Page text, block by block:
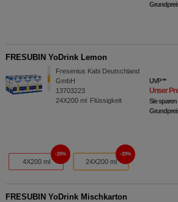
FRESUBIN YoDrink Lemon
Fresenius Kabi Deutschland
GmbH
13703223
24X200 ml Flüssigkeit
UVP**
Unser
Sie sparen
4X200 ml
20%
24X200 ml
20%
FRESUBIN YoDrink Mischkarton